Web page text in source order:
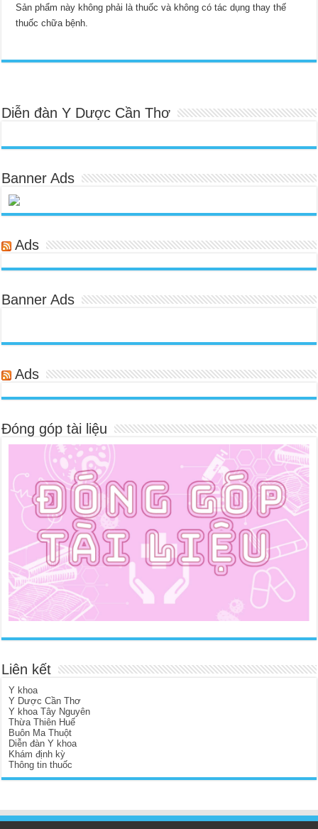
Sản phẩm này không phải là thuốc và không có tác dụng thay thế
thuốc chữa bệnh.
Diễn đàn Y Dược Cần Thơ
Banner Ads
Ads
Banner Ads
Ads
Đóng góp tài liệu
Liên kết
Y khoa
Y Dược Cần Thơ
Y khoa Tây Nguyên
Thừa Thiên Huế
Buôn Ma Thuột
Diễn đàn Y khoa
Khám định kỳ
Thông tin thuốc